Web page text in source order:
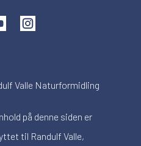
Valle Naturformidling
på denne siden er
til Randulf Valle,